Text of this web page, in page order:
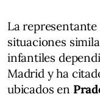
La
situaciones
infantiles
Madrid y ha
ubicados en